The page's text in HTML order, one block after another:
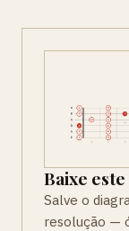
Baixe
Salve o
resolução —